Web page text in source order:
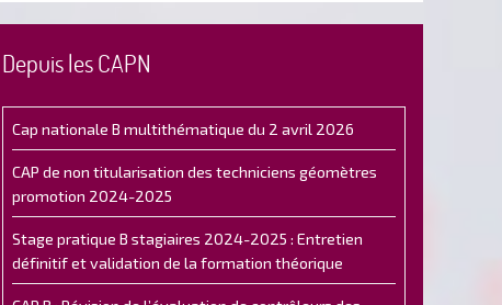
Depuis les CAPN
Cap nationale B multithématique du 2 avril 2026
CAP de non titularisation des techniciens géomètres
promotion 2024-2025
Stage pratique B stagiaires 2024-2025 : Entretien
définitif et validation de la formation théorique